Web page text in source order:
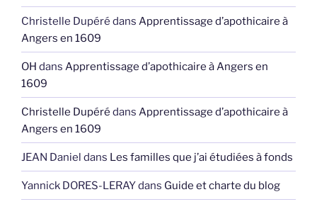
Christelle Dupéré dans Apprentissage d’apothicaire à
Angers en 1609
OH dans Apprentissage d’apothicaire à Angers en
1609
Christelle Dupéré dans Apprentissage d’apothicaire à
Angers en 1609
JEAN Daniel dans Les familles que j’ai étudiées à fonds
Yannick DORES-LERAYdans Guide et charte du blog